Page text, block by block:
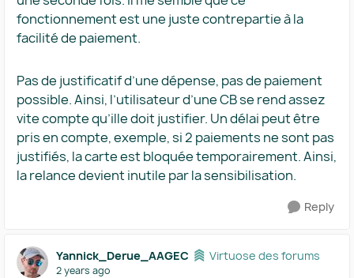
fonctionnement est une juste contrepartie à la
facilité de paiement.
Pas de justificatif d’une dépense, pas de paiement
possible. Ainsi, l’utilisateur d’une CB se rend assez
vite compte qu’ille doit justifier. Un délai peut être
pris en compte, exemple, si 2 paiements ne sont pas
justifiés, la carte est bloquée temporairement. Ainsi,
la relance devient inutile par la sensibilisation.
Reply
Yannick_Derue_AAGEC Virtuose des forums
2 years ago